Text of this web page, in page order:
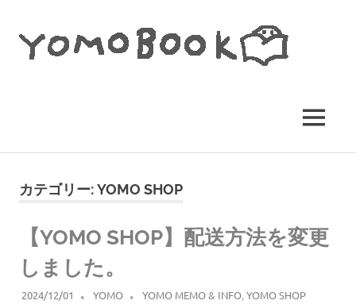
ト
ー
ー・
ヨ
モ
MENU
カテゴリー:YOMO SHOP
【YOMO SHOP】配送方法を変更
しました。
2024/12/01 YOMO YOMO MEMO & INFO,YOMO SHOP